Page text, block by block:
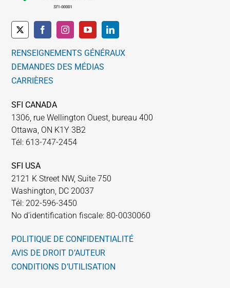
RENSEIGNEMENTS GÉNÉRAUX
DEMANDES DES MÉDIAS
CARRIÈRES
SFI CANADA
1306, rue Wellington Ouest, bureau 400
Ottawa, ON K1Y 3B2
Tél: 613-747-2454
SFI USA
2121 K Street NW, Suite 750
Washington, DC 20037
Tél: 202-596-3450
No d’identification fiscale: 80-0030060
POLITIQUE DE CONFIDENTIALITÉ
AVIS DE DROIT D’AUTEUR
CONDITIONS D’UTILISATION